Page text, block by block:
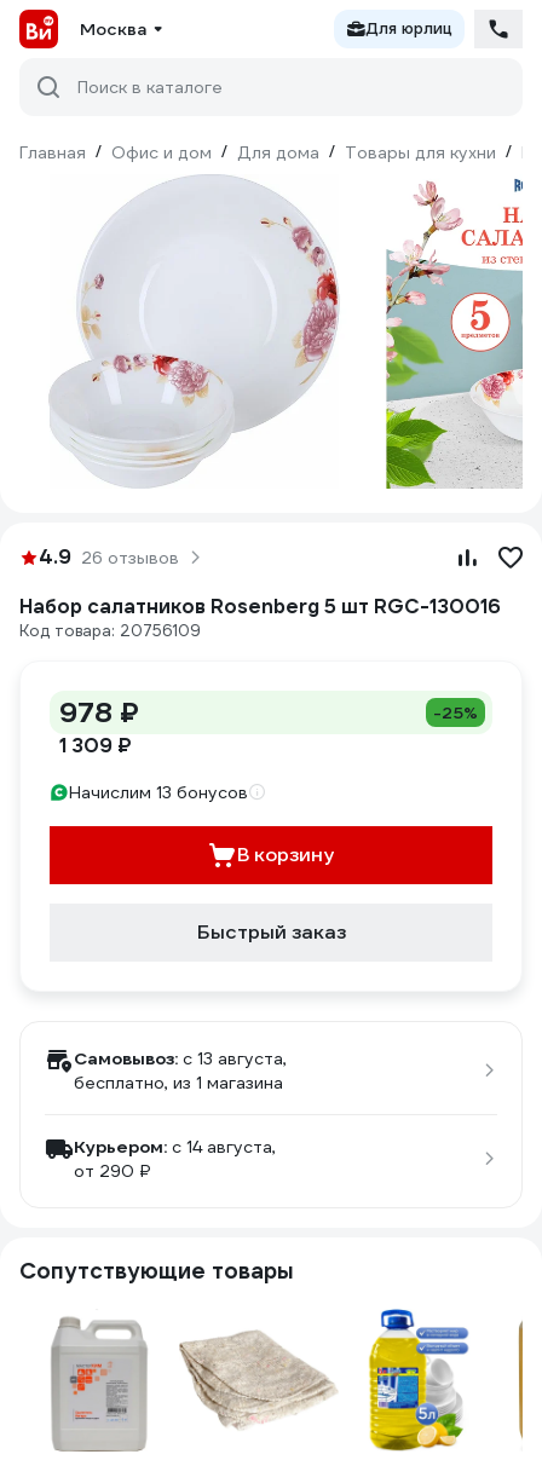
Москва Для юрлиц
Поиск в каталоге
Главная / Офис и дом / Для дома / Товары для кухни /
4.9 26 отзывов
Набор салатников Rosenberg 5 шт RGC-130016
Код товара: 20756109
978 ₽ -25%
1 309 ₽
Начислим 13 бонусов
В корзину
Быстрый заказ
Самовывоз: c 13 августа,
бесплатно, из 1 магазина
Курьером: c 14 августа,
от 290 ₽
Сопутствующие товары